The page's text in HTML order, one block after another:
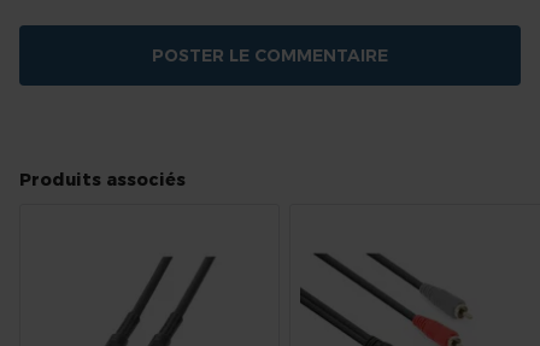
POSTER LE COMMENTAIRE
Produits associés